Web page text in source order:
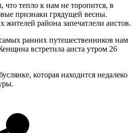
что тепло к нам не торопится, в
признаки грядущей весны.
жителей района запечатлели аистов.
ранних путешественников нам
встретила аиста утром 26
которая находится недалеко